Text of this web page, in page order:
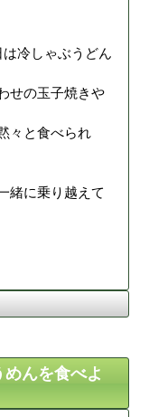
冷しゃぶうどん
せの玉子焼きや
々と食べられ
緒に乗り越えて
んを食べよ